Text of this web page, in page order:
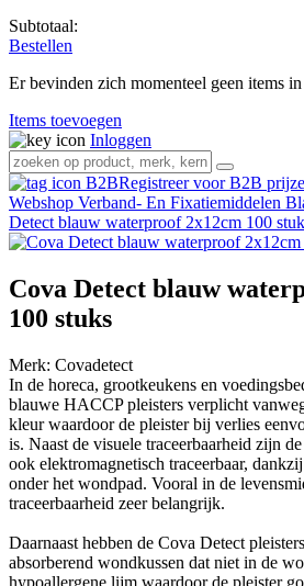
Subtotaal:
Bestellen
Er bevinden zich momenteel geen items
Items toevoegen
Inloggen
Registreer voor B2B
Webshop Verband- En Fixatiemiddelen
Detect blauw waterproof 2x12cm 100
Cova Detect blauw
100 stuks
Merk: Covadetect
In de horeca, grootkeukens en
blauwe HACCP pleisters verplicht
kleur waardoor de pleister bij verlies
is. Naast de visuele traceerbaarheid zijn
ook elektromagnetisch traceerbaar,
onder het wondpad. Vooral in de
traceerbaarheid zeer belangrijk.
Daarnaast hebben de Cova Detect
absorberend wondkussen dat niet in de
hypoallergene lijm waardoor de pleister